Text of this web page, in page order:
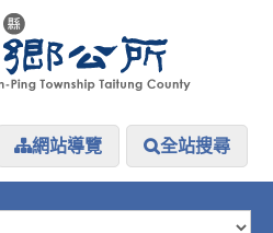
網站導覽 全站搜尋